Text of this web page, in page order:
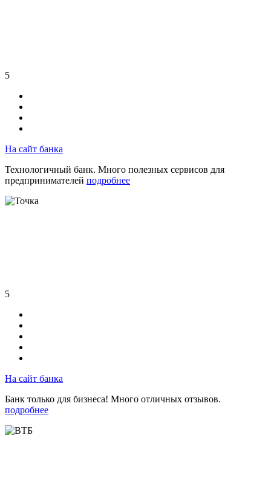
5
На сайт банка
Технологичный банк. Много полезных сервисов для
предпринимателей подробнее
5
На сайт банка
Банк только для бизнеса! Много отличных отзывов.
подробнее